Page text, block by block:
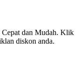
Cepat dan Mudah. Klik
diskon anda.